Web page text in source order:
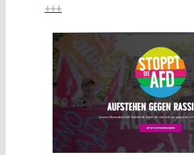
+++